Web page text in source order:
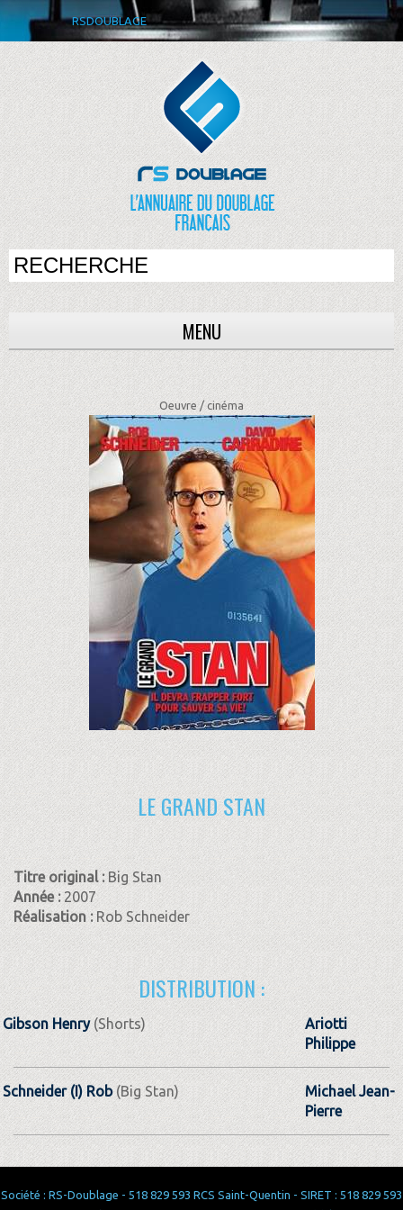
RSDOUBLAGE
MENU
Oeuvre /cinéma
LE GRAND STAN
Titre original : Big Stan
Année : 2007
Réalisation :Rob Schneider
DISTRIBUTION :
Gibson Henry(Shorts)
Ariotti
Philippe
Schneider (I) Rob(Big Stan)
Michael Jean-
Pierre
Société : RS-Doublage - 518 829 593 RCS Saint-Quentin - SIRET : 518 829 593